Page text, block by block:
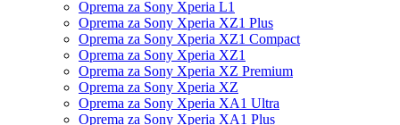
Oprema za Sony Xperia L1
Oprema za Sony Xperia XZ1 Plus
Oprema za Sony Xperia XZ1 Compact
Oprema za Sony Xperia XZ1
Oprema za Sony Xperia XZ Premium
Oprema za Sony Xperia XZ
Oprema za Sony Xperia XA1 Ultra
Oprema za Sony Xperia XA1 Plus